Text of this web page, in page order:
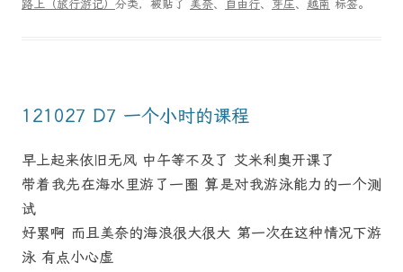
路上（旅行游记） 分类，被贴了 美奈、 自由行、 芽庄、 越南 标签。
121027 D7 一个小时的课程
早上起来依旧无风 中午等不及了 艾米利奥开课了
带着我先在海水里游了一圈 算是对我游泳能力的一个测
试
好累啊 而且美奈的海浪很大很大 第一次在这种情况下游
泳 有点小心虚